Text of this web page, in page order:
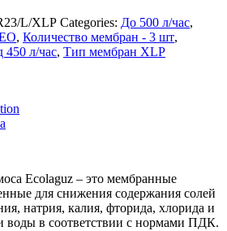
L/XLP Categories: До 500 л/час,
, Количество мембран - 3 шт,
450 л/час, Тип мембран XLP
Ecolaguz – это мембранные
для снижения содержания солей
натрия, калия, фторида, хлорида и
воды в соответствии с нормами ПДК.